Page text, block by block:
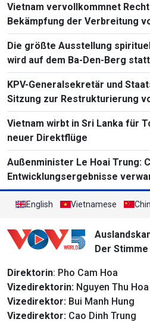
Vietnam vervollkommnet
Bekämpfung der Verbreitung
Massenvernichtungswaffen
Die größte Ausstellung
wird auf dem Ba-Den-Berg
KPV-Generalsekretär und
Sitzung zur Restrukturierung
Vietnam wirbt in Sri Lanka für
neuer Direktflüge
Außenminister Le Hoai Trung:
Entwicklungsergebnisse
English Vietnamese
Der
Direktorin: Pho Cam Hoa
Vizedirektorin: Nguyen Thu Hoa
Vizedirektor: Bui Manh Hung
Vizedirektor: Cao Dinh Trung